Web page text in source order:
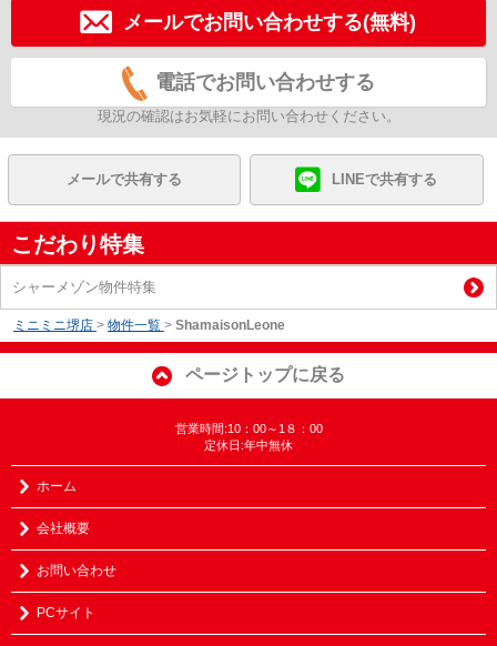
メールでお問い合わせする(無料)
電話でお問い合わせする
現況の確認はお気軽にお問い合わせください。
メールで共有する LINEで共有する
こだわり特集
シャーメゾン物件特集
ミニミニ堺店 > 物件一覧 > ShamaisonLeone
ページトップに戻る
営業時間:10：00～1８：00
定休日:年中無休
ホーム
会社概要
お問い合わせ
PCサイト